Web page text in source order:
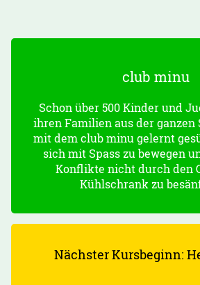
club minu
Schon über 500 Kinder und
ihren Familien aus der ganzen
mit dem club minu gelernt
sich mit Spass zu bewegen
Konflikte nicht durch den
Kühlschrank zu
Nächster Kursbeginn: